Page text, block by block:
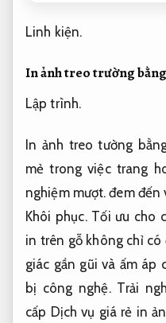
Linh kiện.
In ảnh treo trường
Lập trình.
In ảnh treo tường
mẻ trong việc trang
nghiệm mượt. đem đến
Khôi phục. Tối ưu cho
in trên gỗ không chỉ
giác gần gũi và ấm áp
bị công nghệ. Trải
cấp Dịch vụ giá rẻ in